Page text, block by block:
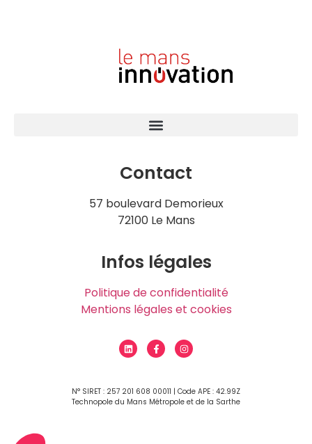
Contact
57 boulevard Demorieux
72100 Le Mans
Infos légales
Politique de confidentialité
Mentions légales et cookies
N° SIRET : 257 201 608 00011 | Code APE : 42.99Z
Technopole du Mans Métropole et de la Sarthe